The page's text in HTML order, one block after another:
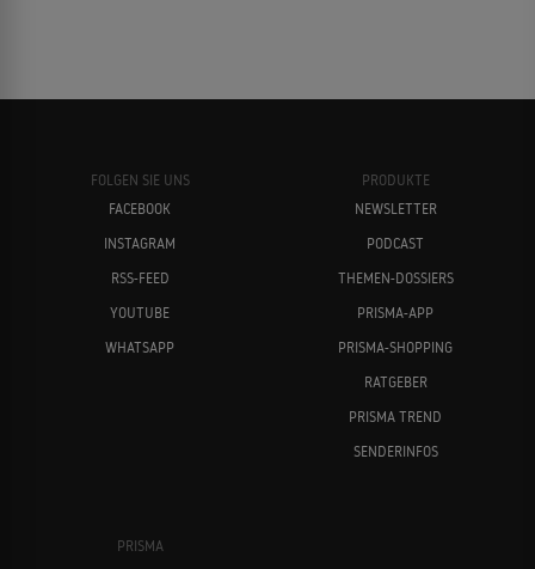
FOLGEN SIE UNS
FACEBOOK
INSTAGRAM
RSS-FEED
YOUTUBE
WHATSAPP
PRODUKTE
NEWSLETTER
PODCAST
THEMEN-DOSSIERS
PRISMA-APP
PRISMA-SHOPPING
RATGEBER
PRISMA TREND
SENDERINFOS
PRISMA